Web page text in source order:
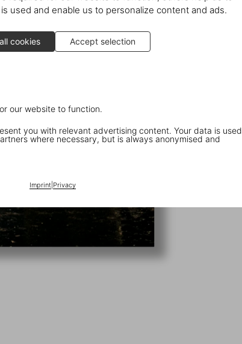
used and enable us to personalize content and ads.
cookies Accept selection
our website to function.
you with relevant advertising content. Your data is used
where necessary, but is always anonymised and
Imprint| Privacy